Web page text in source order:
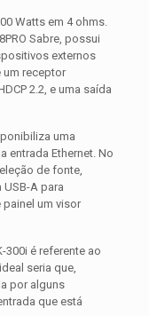
Watts em 4 ohms.
Sabre, possui
externos
um receptor
2.2, e uma saída
uma
entrada Ethernet. No
de fonte,
USB-A para
um visor
300i é referente ao
seria que,
por alguns
que está